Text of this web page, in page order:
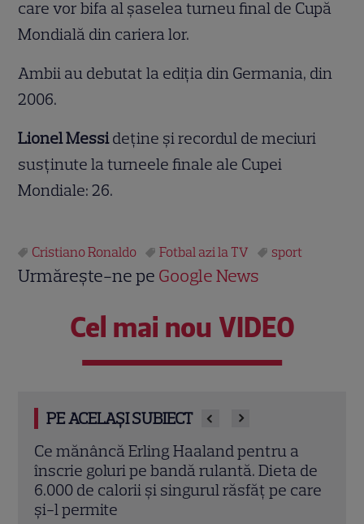
care vor bifa al șaselea turneu final de Cupă
Mondială din cariera lor.
Ambii au debutat la ediția din Germania, din
2006.
Lionel Messideține și recordul de meciuri
susținute la turneele finale ale Cupei
Mondiale: 26.
Cristiano Ronaldo Fotbal azi la TV sport
Urmărește-ne pe Google News
Cel mai nou VIDEO
PE ACELAȘI SUBIECT
Ce mănâncă Erling Haaland pentru a
înscrie goluri pe bandă rulantă. Dieta de
6.000 de calorii și singurul răsfăț pe care
și-l permite